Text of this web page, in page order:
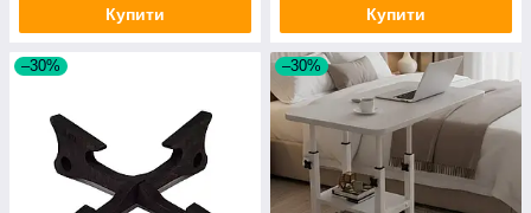
Купити Купити
–30% –30%